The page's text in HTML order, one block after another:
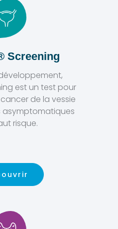
Screening
est un test pour
de la vessie
asymptomatiques
risque.